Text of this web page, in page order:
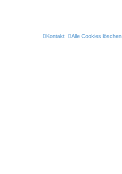
Alle Cookies löschen
Kontakt